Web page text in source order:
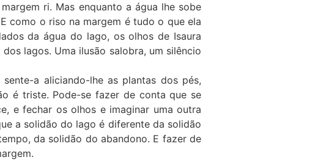
ri. Mas enquanto a água lhe sobe
como o riso na margem é tudo o que ela
da água do lago, os olhos de Isaura
lagos. Uma ilusão salobra, um silêncio
a aliciando-lhe as plantas dos pés,
é triste. Pode-se fazer de conta que se
e fechar os olhos e imaginar uma outra
a solidão do lago é diferente da solidão
da solidão do abandono. E fazer de